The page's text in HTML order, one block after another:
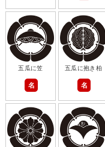
五瓜に笠
名
五瓜に抱き柏
名